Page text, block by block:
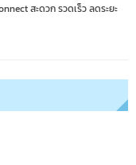
สะดวก รวดเร็ว ลดระยะ